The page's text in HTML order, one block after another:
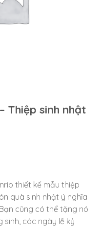
Thiệp sinh nhật
thiết kế mẫu thiệp
quà sinh nhật ý nghĩa
cũng có thể tặng nó
sinh, các ngày lễ kỷ